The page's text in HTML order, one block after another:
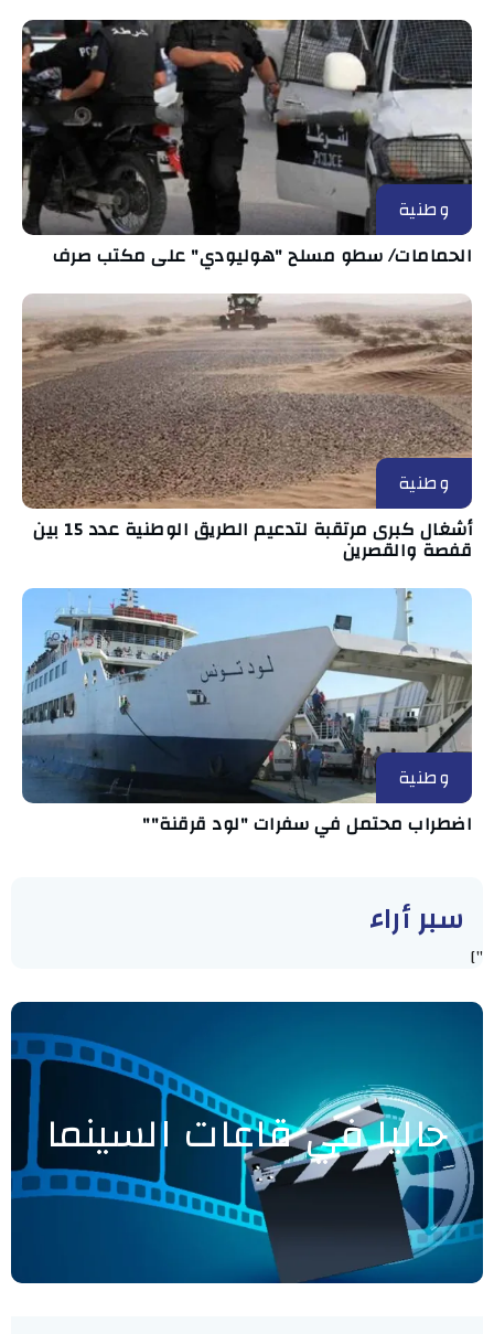
وطنية
الحمامات/ سطو مسلح "هوليودي" على مكتب صرف
وطنية
أشغال كبرى مرتقبة لتدعيم الطريق الوطنية عدد 15 بين
قفصة والقصرين
وطنية
اضطراب محتمل في سفرات "لود قرقنة""
سبر أراء
"]
حاليا في قاعات السينما